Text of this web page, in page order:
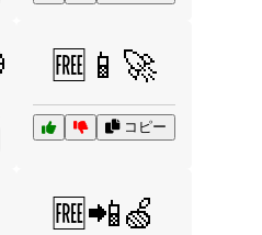
🆓📱🚀
コピー
🆓📲🍏